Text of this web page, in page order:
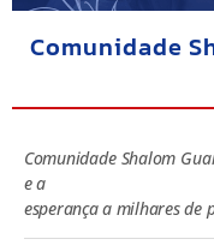
Comunidade
Comunidade Shalom
e a
esperança a milhares de